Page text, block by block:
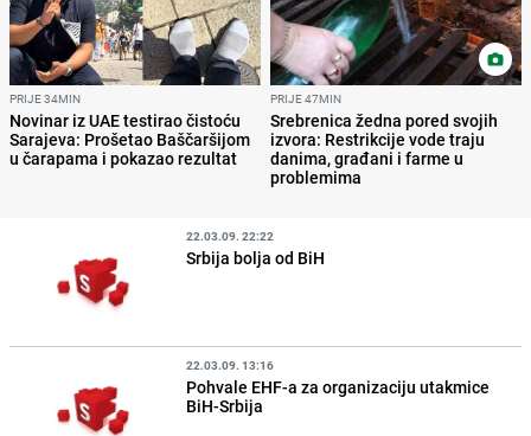
PRIJE 34MIN
Novinar iz UAE testirao čistoću
Sarajeva: Prošetao Baščaršijom
u čarapama i pokazao rezultat
PRIJE 47MIN
Srebrenica žedna pored svojih
izvora: Restrikcije vode traju
danima, građani i farme u
problemima
22.03.09. 22:22
Srbija bolja od BiH
22.03.09. 13:16
Pohvale EHF-a za organizaciju utakmice
BiH-Srbija